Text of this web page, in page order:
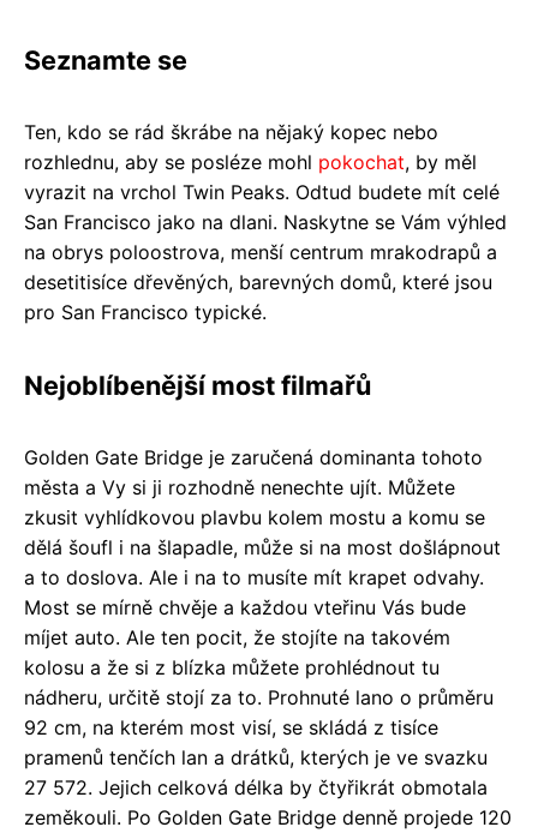
Seznamte se
Ten, kdo se rád škrábe na nějaký kopec nebo
rozhlednu, aby se posléze mohl pokochat, by měl
vyrazit na vrchol Twin Peaks. Odtud budete mít celé
San Francisco jako na dlani. Naskytne se Vám výhled
na obrys poloostrova, menší centrum mrakodrapů a
desetitisíce dřevěných, barevných domů, které jsou
pro San Francisco typické.
Nejoblíbenější most filmařů
Golden Gate Bridge je zaručená dominanta tohoto
města a Vy si ji rozhodně nenechte ujít. Můžete
zkusit vyhlídkovou plavbu kolem mostu a komu se
dělá šoufl i na šlapadle, může si na most došlápnout
a to doslova. Ale i na to musíte mít krapet odvahy.
Most se mírně chvěje a každou vteřinu Vás bude
míjet auto. Ale ten pocit, že stojíte na takovém
kolosu a že si z blízka můžete prohlédnout tu
nádheru, určitě stojí za to. Prohnuté lano o průměru
92 cm, na kterém most visí, se skládá z tisíce
pramenů tenčích lan a drátků, kterých je ve svazku
27 572. Jejich celková délka by čtyřikrát obmotala
zeměkouli. Po Golden Gate Bridge denně projede 120